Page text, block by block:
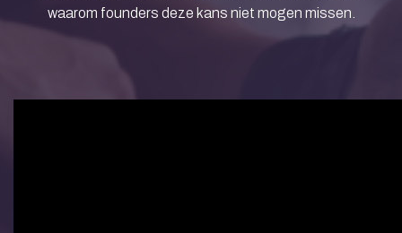
waarom founders deze kans niet mogen missen.